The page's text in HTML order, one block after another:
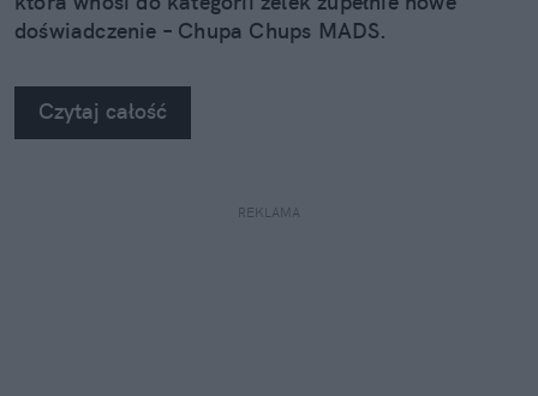
doświadczenie – Chupa Chups MADS.
Czytaj całość
REKLAMA